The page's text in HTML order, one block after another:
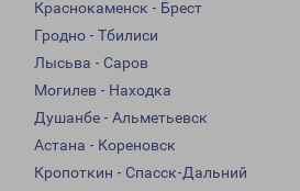
Краснокаменск - Брест
Гродно - Тбилиси
Лысьва - Саров
Могилев - Находка
Душанбе - Альметьевск
Астана - Кореновск
Кропоткин - Спасск-Дальний